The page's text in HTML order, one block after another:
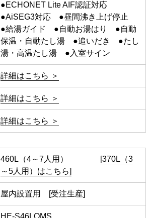
●ECHONET Lite AIF認証対応
●AiSEG3対応 ●昼間沸き上げ停止
●給湯ガイド ●自動お湯はり ●自動
保温・自動たし湯 ●追いだき ●たし
湯・高温たし湯 ●入室サイン
詳細はこちら ＞
詳細はこちら ＞
詳細はこちら ＞
460L（4～7人用）
[370L（3
～5人用）はこちら]
屋内設置用 [受注生産]